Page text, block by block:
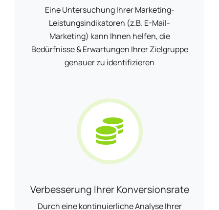
Eine Untersuchung Ihrer Marketing-
Leistungsindikatoren (z.B. E-Mail-
Marketing) kann Ihnen helfen, die
Bedürfnisse & Erwartungen Ihrer Zielgruppe
genauer zu identifizieren
Verbesserung Ihrer Konversionsrate
Durch eine kontinuierliche Analyse Ihrer